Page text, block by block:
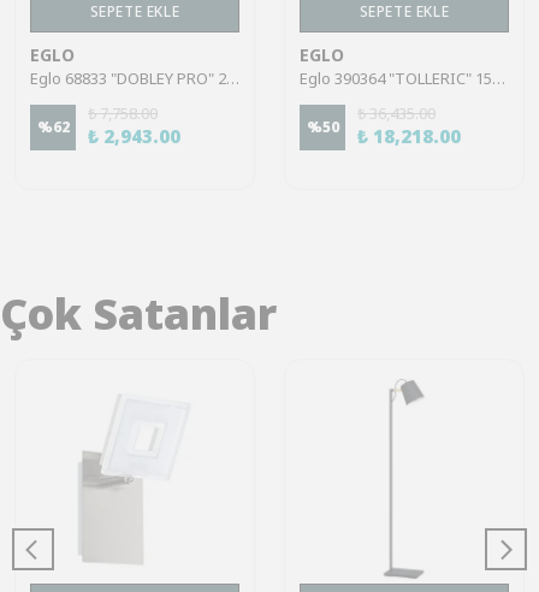
SEPETE EKLE
EGLO
Eglo 68833 "DOBLEY PRO" 250 Cm Yüksekliğinde Çelik Gümüş Sarkıt Avize
%62
₺ 7,758.00
₺ 2,943.00
SEPETE EKLE
EGLO
Eglo 390364 "TOLLERIC" 150 Cm Yüksekliğinde Çelik Siyah Sarkıt Avize
%50
₺ 36,435.00
₺ 18,218.00
Çok Satanlar